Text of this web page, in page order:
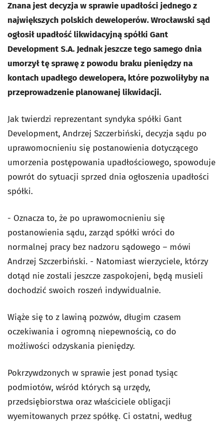
Znana jest decyzja w sprawie upadłości jednego z
największych polskich deweloperów. Wrocławski sąd
ogłosił upadłość likwidacyjną spółki Gant
Development S.A. Jednak jeszcze tego samego dnia
umorzył tę sprawę z powodu braku pieniędzy na
kontach upadłego dewelopera, które pozwoliłyby na
przeprowadzenie planowanej likwidacji.
Jak twierdzi reprezentant syndyka spółki Gant
Development, Andrzej Szczerbiński, decyzja sądu po
uprawomocnieniu się postanowienia dotyczącego
umorzenia postępowania upadłościowego, spowoduje
powrót do sytuacji sprzed dnia ogłoszenia upadłości
spółki.
- Oznacza to, że po uprawomocnieniu się
postanowienia sądu, zarząd spółki wróci do
normalnej pracy bez nadzoru sądowego – mówi
Andrzej Szczerbiński. - Natomiast wierzyciele, którzy
dotąd nie zostali jeszcze zaspokojeni, będą musieli
dochodzić swoich roszeń indywidualnie.
Wiąże się to z lawiną pozwów, długim czasem
oczekiwania i ogromną niepewnością, co do
możliwości odzyskania pieniędzy.
Pokrzywdzonych w sprawie jest ponad tysiąc
podmiotów, wśród których są urzędy,
przedsiębiorstwa oraz właściciele obligacji
wyemitowanych przez spółkę. Ci ostatni, według